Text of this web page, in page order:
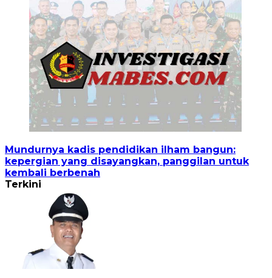
Mundurnya kadis pendidikan ilham bangun:
kepergian yang disayangkan, panggilan untuk
kembali berbenah
Terkini